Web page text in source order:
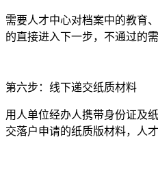
需要人才中心对档案中的教育
的直接进入下一步，不通过的
第六步：线下递交纸质材料
用人单位经办人携带身份证及
交落户申请的纸质版材料，人